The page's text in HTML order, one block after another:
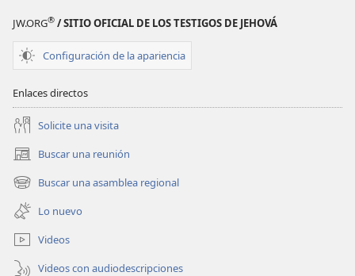
ATALAYA
DE
ESTUDIO)
de 2009
JW.ORG® / SITIO OFICIAL DE LOS TESTIGOS DE JEHOVÁ
Configuración de la apariencia
Enlaces directos
Solicite una visita
Buscar una reunión
(abre
una
nueva
ventana)
Buscar una asamblea regional
(abre
una
nueva
ventana)
Lo nuevo
Videos
Videos con audiodescripciones